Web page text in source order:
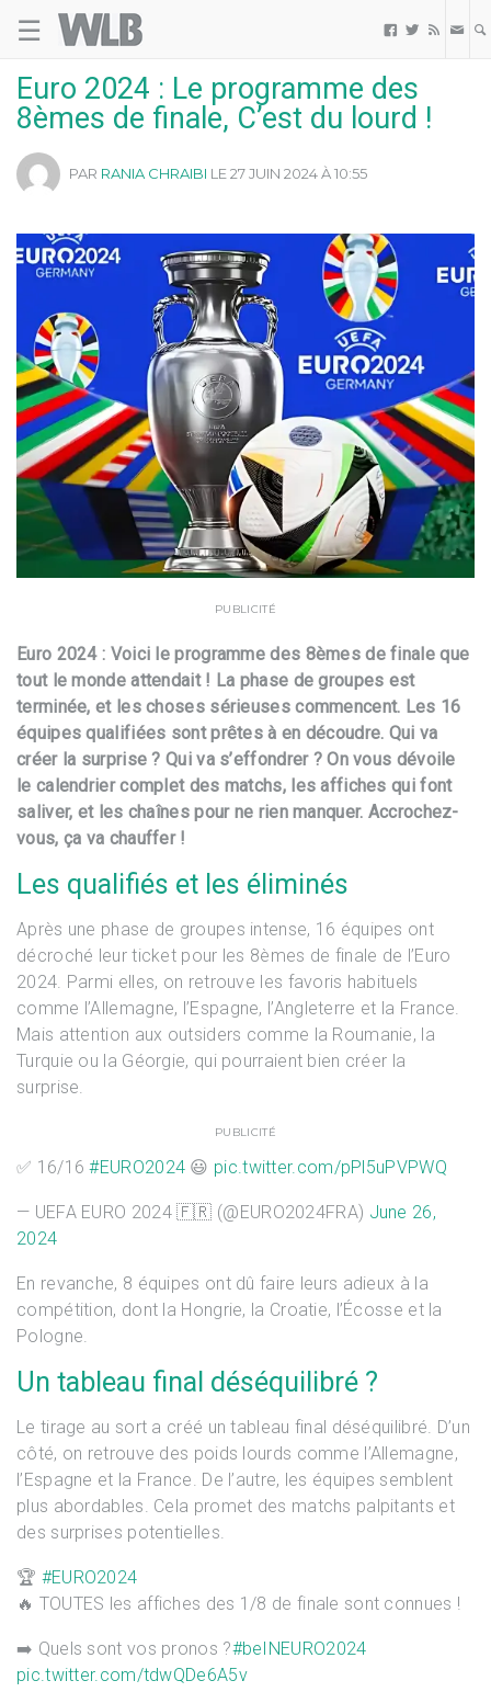
☰   
Euro 2024 : Le programme des
8èmes de finale, C’est du lourd !
PAR RANIA CHRAIBI LE 27 JUIN 2024 À 10:55
PUBLICITÉ
Euro 2024 : Voici le programme des 8èmes de finale que
tout le monde attendait ! La phase de groupes est
terminée, et les choses sérieuses commencent. Les 16
équipes qualifiées sont prêtes à en découdre. Qui va
créer la surprise ? Qui va s’effondrer ? On vous dévoile
le calendrier complet des matchs, les affiches qui font
saliver, et les chaînes pour ne rien manquer. Accrochez-
vous, ça va chauffer !
Les qualifiés et les éliminés
Après une phase de groupes intense, 16 équipes ont
décroché leur ticket pour les 8èmes de finale de l’Euro
2024. Parmi elles, on retrouve les favoris habituels
comme l’Allemagne, l’Espagne, l’Angleterre et la France.
Mais attention aux outsiders comme la Roumanie, la
Turquie ou la Géorgie, qui pourraient bien créer la
surprise.
PUBLICITÉ
✅ 16/16#EURO2024 😃 pic.twitter.com/pPl5uPVPWQ
— UEFA EURO 2024 🇫🇷 (@EURO2024FRA) June 26,
2024
En revanche, 8 équipes ont dû faire leurs adieux à la
compétition, dont la Hongrie, la Croatie, l’Écosse et la
Pologne.
Un tableau final déséquilibré ?
Le tirage au sort a créé un tableau final déséquilibré. D’un
côté, on retrouve des poids lourds comme l’Allemagne,
l’Espagne et la France. De l’autre, les équipes semblent
plus abordables. Cela promet des matchs palpitants et
des surprises potentielles.
🏆 #EURO2024
🔥 TOUTES les affiches des 1/8 de finale sont connues !
➡️ Quels sont vos pronos ?#beINEURO2024
pic.twitter.com/tdwQDe6A5v